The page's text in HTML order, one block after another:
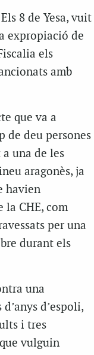
8 de Yesa, vuit
expropiació de
els
amb
que va a
de deu persones
una de les
aragonès, ja
havien
la CHE, com
per una
durant els
una
d’espoli,
i tres
vulguin